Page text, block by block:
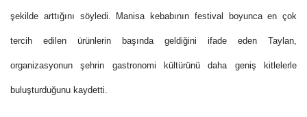
şekilde arttığını söyledi. Manisa kebabının festival boyunca en çok
tercih edilen ürünlerin başında geldiğini ifade eden Taylan,
organizasyonun şehrin gastronomi kültürünü daha geniş kitlelerle
buluşturduğunu kaydetti.